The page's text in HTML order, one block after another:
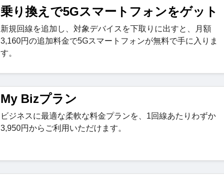
乗り換えで5Gスマートフォンをゲット
新規回線を追加し、対象デバイスを下取りに出すと、月額
3,160円の追加料金で5Gスマートフォンが無料で手に入りま
す。
My Bizプラン
ビジネスに最適な柔軟な料金プランを、1回線あたりわずか
3,950円からご利用いただけます。